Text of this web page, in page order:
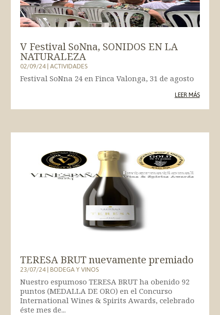
V Festival SoNna, SONIDOS EN LA
NATURALEZA
02/09/24|ACTIVIDADES
Festival SoNna 24 en Finca Valonga, 31 de agosto
LEER MÁS
TERESA BRUT nuevamente premiado
23/07/24|BODEGA Y VINOS
Nuestro espumoso TERESA BRUT ha obenido 92
puntos (MEDALLA DE ORO) en el Concurso
International Wines & Spirits Awards, celebrado
éste mes de...